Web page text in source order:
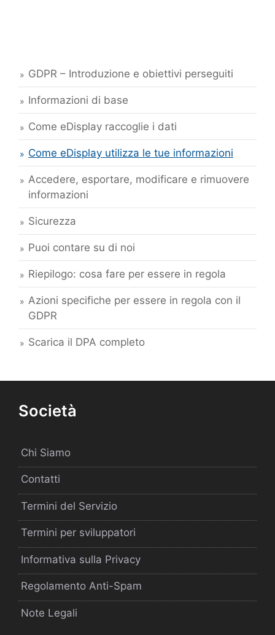
GDPR – Introduzione e obiettivi perseguiti
Informazioni di base
Come eDisplay raccoglie i dati
Come eDisplay utilizza le tue informazioni
Accedere, esportare, modificare e rimuovere
informazioni
Sicurezza
Puoi contare su di noi
Riepilogo: cosa fare per essere in regola
Azioni specifiche per essere in regola con il
GDPR
Scarica il DPA completo
Società
Chi Siamo
Contatti
Termini del Servizio
Termini per sviluppatori
Informativa sulla Privacy
Regolamento Anti-Spam
Note Legali